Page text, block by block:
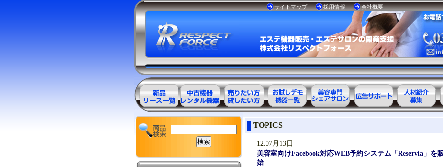
サイトマップ 採用情報 会社概要
エステ美容用
品製品一覧
エステ美容用
品アウトレッ
ト商品一覧
エステ美容用
品レンタル可
能商品一覧
お試しデモ可
能機器一覧
美容専門
美容業界の広 美容業界の人
TOPICS
12.07月13日
美容室向けFacebook対応WEB予約システム「Reservia」を
始